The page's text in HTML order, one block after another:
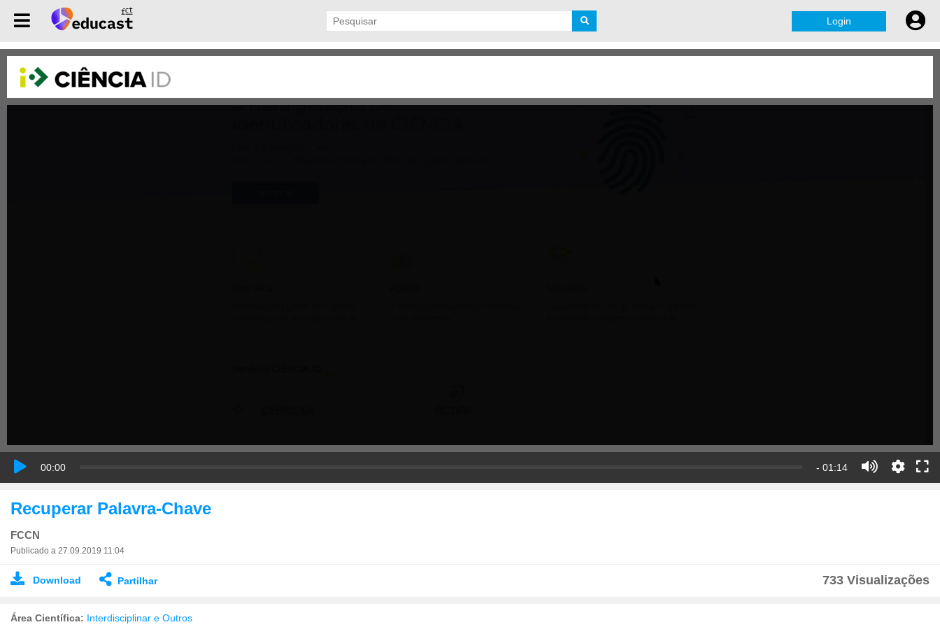
Login
00:00 - 01:14
Recuperar Palavra-Chave
FCCN
Publicado a 27.09.2019 11:04
Download Partilhar 733 Visualizações
Área Científica: Interdisciplinar e Outros